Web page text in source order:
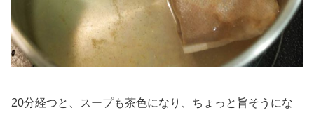
20分経つと、スープも茶色になり、ちょっと旨そうにな